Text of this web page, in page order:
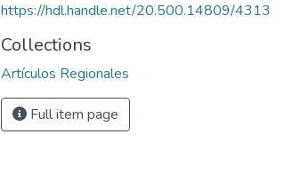
https://hdl.handle.net/20.500.14809/4313
Collections
Artículos Regionales
Full item page